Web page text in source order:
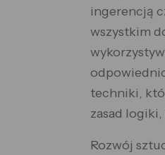
ingerencją
wszystkim
techniki,
zasad
Rozwój